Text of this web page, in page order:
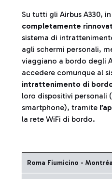
Su tutti gli Airbus A330, in
completamente
sistema di
agli schermi personali,
viaggiano a bordo degli
accedere comunque al
intrattenimento di
loro dispositivi personali
smartphone), tramite
la rete WiFi di bordo.
Roma Fiumicino -